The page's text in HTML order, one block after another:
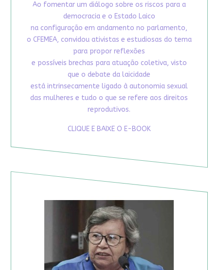
Ao fomentar um diálogo sobre os riscos para a
democracia e o Estado Laico
na configuração em andamento no parlamento,
o CFEMEA, convidou ativistas e estudiosas do tema
para propor reflexões
e possíveis brechas para atuação coletiva, visto
que o debate da laicidade
está intrinsecamente ligado à autonomia sexual
das mulheres e tudo o que se refere aos direitos
reprodutivos.
CLIQUE E BAIXE O E-BOOK